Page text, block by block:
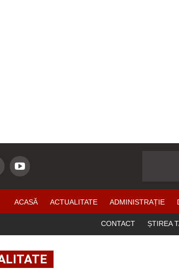
ACASĂ ACTUALITATE ADMINISTRAȚIE
CONTACT ȘTIREA